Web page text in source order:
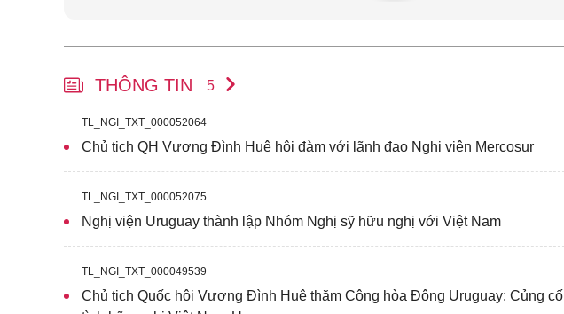
THÔNG TIN 5
TL_NGI_TXT_000052064
Chủ tịch QH Vương Đình Huệ hội đàm với lãnh đạo Nghị viện Mercosur
TL_NGI_TXT_000052075
Nghị viện Uruguay thành lập Nhóm Nghị sỹ hữu nghị với Việt Nam
TL_NGI_TXT_000049539
Chủ tịch Quốc hội Vương Đình Huệ thăm Cộng hòa Đông Uruguay: Củng cố